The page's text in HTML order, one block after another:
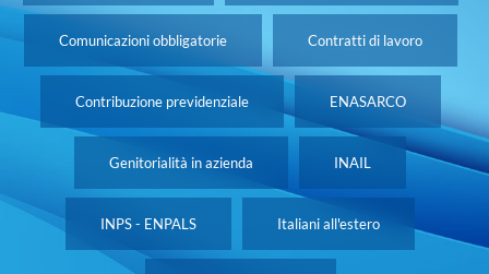
Comunicazioni obbligatorie Contratti di lavoro
Contribuzione previdenziale ENASARCO
Genitorialità in azienda INAIL
INPS - ENPALS Italiani all'estero